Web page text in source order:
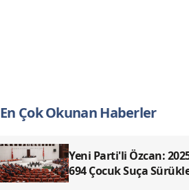
En Çok Okunan Haberler
Yeni Parti'li Özcan:
694 Çocuk Suça